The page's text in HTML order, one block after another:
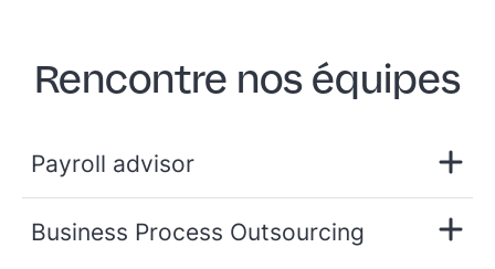
Rencontre nos équipes
Payroll advisor
Business Process Outsourcing